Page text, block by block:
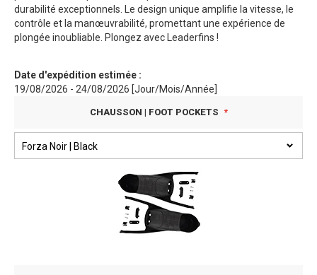
durabilité exceptionnels. Le design unique amplifie la vitesse, le
contrôle et la manœuvrabilité, promettant une expérience de
plongée inoubliable. Plongez avec Leaderfins !
Date d'expédition estimée :
19/08/2026 - 24/08/2026 [Jour/Mois/Année]
CHAUSSON | FOOT POCKETS